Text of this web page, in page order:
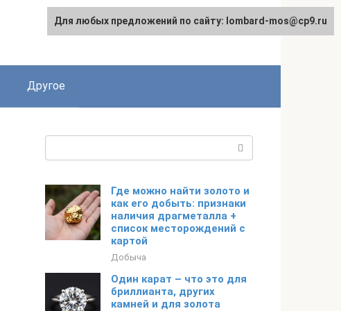
Другое
Где можно найти золото и
как его добыть: признаки
наличия драгметалла +
список месторождений с
картой
Добыча
Один карат – что это для
бриллианта, других
камней и для золота
Для любых предложений по сайту: lombard-mos@cp9.ru